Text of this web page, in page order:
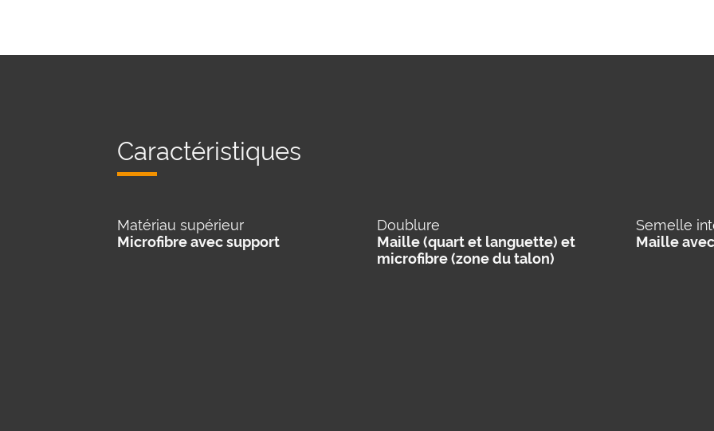
Caractéristiques
Matériau supérieur
Microfibre avec support
Doublure
Maille (quart et languette) et
microfibre (zone du talon)
Semelle
Maille